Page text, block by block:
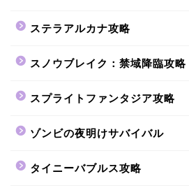
ステラアルカナ攻略
スノウブレイク：禁域降臨攻略
スプライトファンタジア攻略
ゾンビの夜明けサバイバル
タイニーバブルス攻略